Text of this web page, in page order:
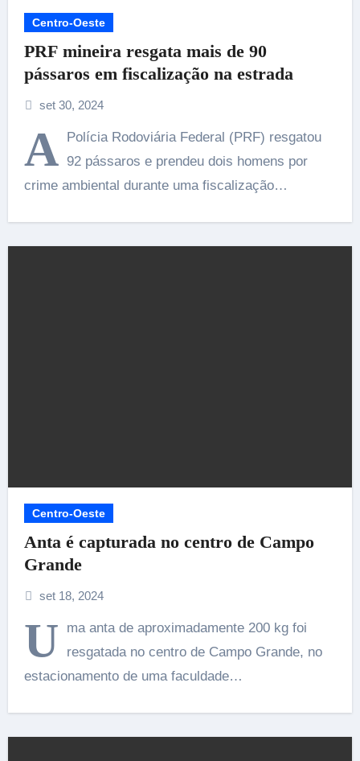
Centro-Oeste
PRF mineira resgata mais de 90
pássaros em fiscalização na estrada
set 30, 2024
A Polícia Rodoviária Federal (PRF) resgatou
92 pássaros e prendeu dois homens por
crime ambiental durante uma fiscalização…
Centro-Oeste
Anta é capturada no centro de Campo
Grande
set 18, 2024
U
ma anta de aproximadamente 200 kg foi
resgatada no centro de Campo Grande, no
estacionamento de uma faculdade…